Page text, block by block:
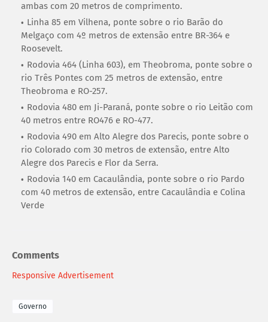
ambas com 20 metros de comprimento.
Linha 85 em Vilhena, ponte sobre o rio Barão do
Melgaço com 4º metros de extensão entre BR-364 e
Roosevelt.
Rodovia 464 (Linha 603), em Theobroma, ponte sobre o
rio Três Pontes com 25 metros de extensão, entre
Theobroma e RO-257.
Rodovia 480 em Ji-Paraná, ponte sobre o rio Leitão com
40 metros entre RO476 e RO-477.
Rodovia 490 em Alto Alegre dos Parecis, ponte sobre o
rio Colorado com 30 metros de extensão, entre Alto
Alegre dos Parecis e Flor da Serra.
Rodovia 140 em Cacaulândia, ponte sobre o rio Pardo
com 40 metros de extensão, entre Cacaulândia e Colina
Verde
Comments
Responsive Advertisement
Governo